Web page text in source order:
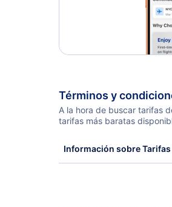
Términos y
A la hora de buscar tarifas
tarifas más baratas
Información sobre Tarifas